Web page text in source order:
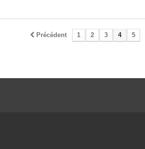
Précédent 1 2 3 4 5